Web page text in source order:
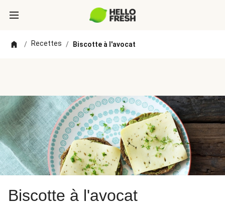
/ Recettes / Biscotte à l'avocat
Biscotte à l'avocat